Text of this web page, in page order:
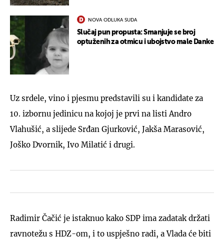
NOVA ODLUKA SUDA
Slučaj pun propusta: Smanjuje se broj
optuženih za otmicu i ubojstvo male Danke
Uz srdele, vino i pjesmu predstavili su i kandidate za
10. izbornu jedinicu na kojoj je prvi na listi Andro
Vlahušić, a slijede Srđan Gjurković, Jakša Marasović,
Joško Dvornik, Ivo Milatić i drugi.
Radimir Čačić je istaknuo kako SDP ima zadatak držati
ravnotežu s HDZ-om, i to uspješno radi, a Vlada će biti